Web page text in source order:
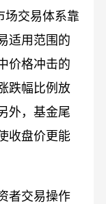
场交易体系靠
适用范围的
价格冲击的
跌幅比例放
外，基金尾
收盘价更能
者交易操作